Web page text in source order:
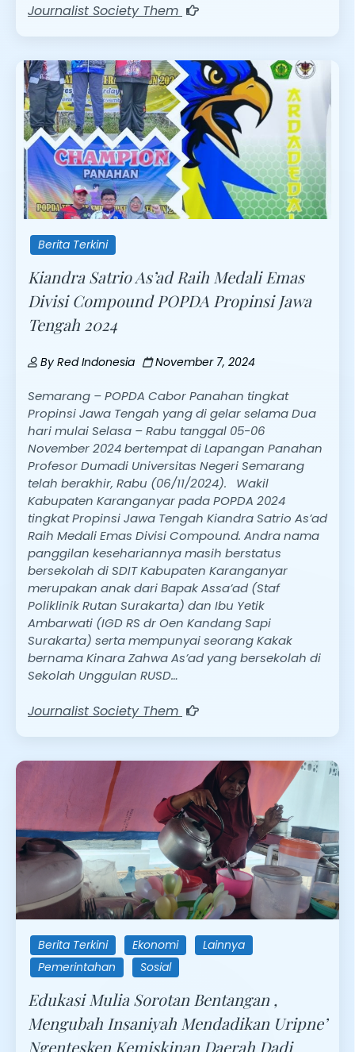
Journalist Society Them
Berita Terkini
Kiandra Satrio As’ad Raih Medali Emas
Divisi Compound POPDA Propinsi Jawa
Tengah 2024
ByRed Indonesia November 7, 2024
Semarang – POPDA Cabor Panahan tingkat
Propinsi Jawa Tengah yang di gelar selama Dua
hari mulai Selasa – Rabu tanggal 05-06
November 2024 bertempat di Lapangan Panahan
Profesor Dumadi Universitas Negeri Semarang
telah berakhir, Rabu (06/11/2024). Wakil
Kabupaten Karanganyar pada POPDA 2024
tingkat Propinsi Jawa Tengah Kiandra Satrio As’ad
Raih Medali Emas Divisi Compound. Andra nama
panggilan kesehariannya masih berstatus
bersekolah di SDIT Kabupaten Karanganyar
merupakan anak dari Bapak Assa’ad (Staf
Poliklinik Rutan Surakarta) dan Ibu Yetik
Ambarwati (IGD RS dr Oen Kandang Sapi
Surakarta) serta mempunyai seorang Kakak
bernama Kinara Zahwa As’ad yang bersekolah di
Sekolah Unggulan RUSD…
Journalist Society Them
Berita Terkini Ekonomi
Lainnya
Pemerintahan
Sosial
Edukasi Mulia Sorotan Bentangan ,
Mengubah Insaniyah Mendadikan Uripne’
Ngentesken Kemiskinan Daerah Dadi